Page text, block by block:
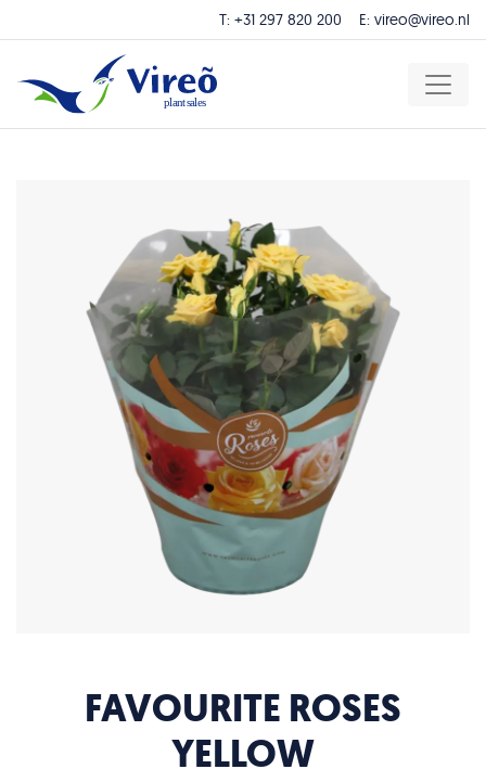
T: +31 297 820 200 E: vireo@vireo.nl
FAVOURITE ROSES
YELLOW